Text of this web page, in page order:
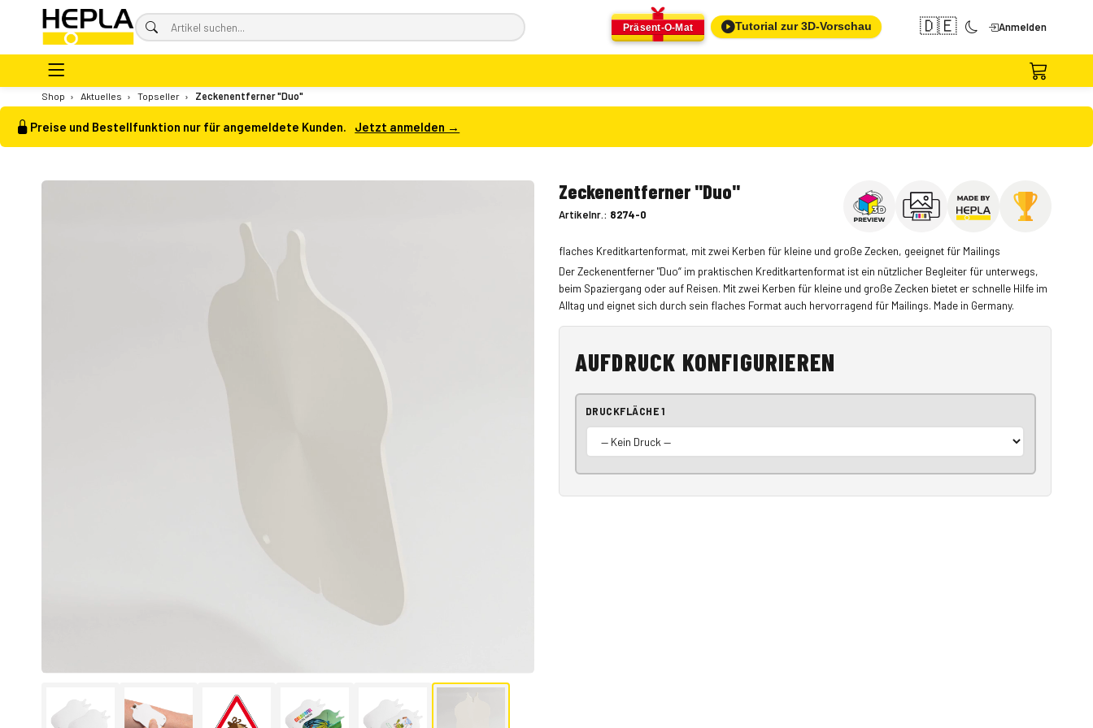
Präsent-O-Mat Tutorial zur 3D-Vorschau 🇩🇪 Anmelden
Shop › Aktuelles › Topseller › Zeckenentferner "Duo"
Preise und Bestellfunktion nur für angemeldete Kunden. Jetzt anmelden →
Zeckenentferner "Duo"
Artikelnr.: 8274-0
flaches Kreditkartenformat, mit zwei Kerben für kleine und große Zecken, geeignet für Mailings
Der Zeckenentferner "Duo“ im praktischen Kreditkartenformat ist ein nützlicher Begleiter für unterwegs,
beim Spaziergang oder auf Reisen. Mit zwei Kerben für kleine und große Zecken bietet er schnelle Hilfe im
Alltag und eignet sich durch sein flaches Format auch hervorragend für Mailings. Made in Germany.
AUFDRUCK KONFIGURIEREN
DRUCKFLÄCHE 1